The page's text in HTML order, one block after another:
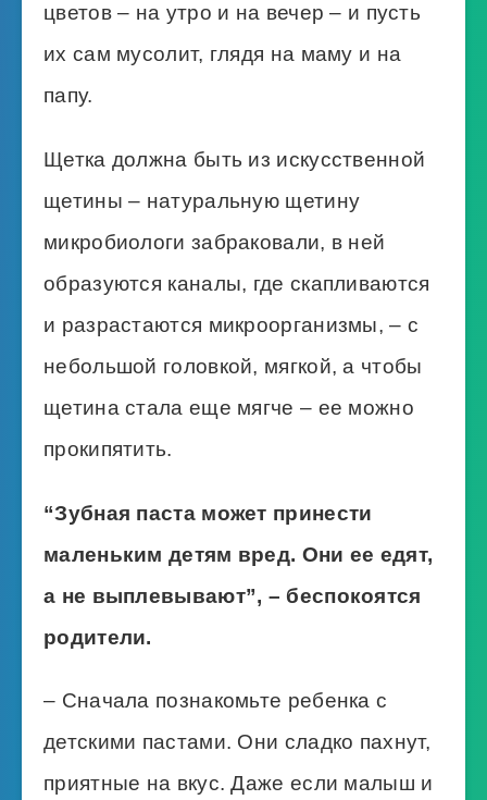
цветов – на утро и на вечер – и пусть
их сам мусолит, глядя на маму и на
папу.
Щетка должна быть из искусственной
щетины – натуральную щетину
микробиологи забраковали, в ней
образуются каналы, где скапливаются
и разрастаются микроорганизмы, – с
небольшой головкой, мягкой, а чтобы
щетина стала еще мягче – ее можно
прокипятить.
“Зубная паста может принести
маленьким детям вред. Они ее едят,
а не выплевывают”, – беспокоятся
родители.
– Сначала познакомьте ребенка с
детскими пастами. Они сладко пахнут,
приятные на вкус. Даже если малыш и